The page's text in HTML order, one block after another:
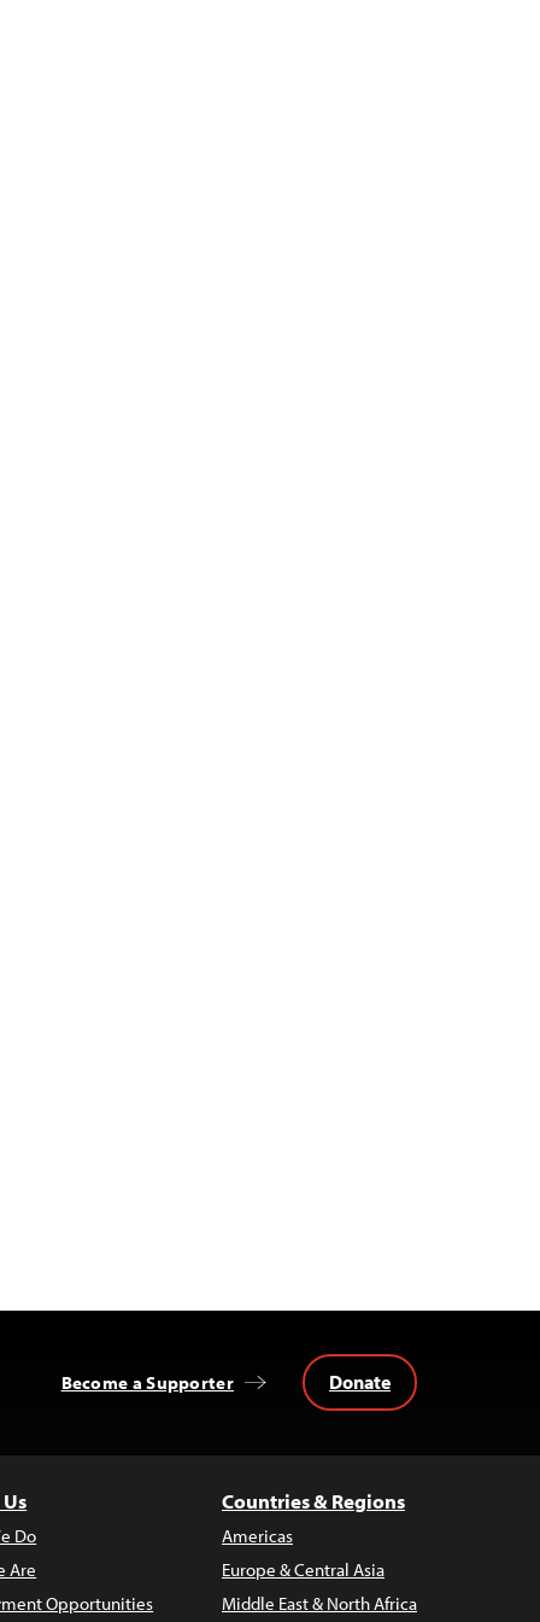
Become a Supporter Donate
Do
Are
Opportunities
Countries & Regions
Americas
Europe & Central Asia
Middle East & North Africa